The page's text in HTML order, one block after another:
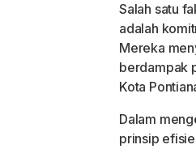
Salah satu
adalah
Mereka
berdampak
Kota
Dalam
prinsip